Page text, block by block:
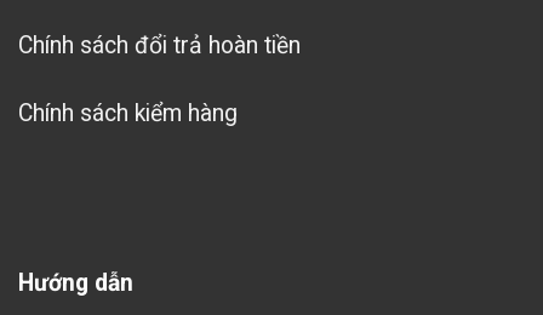
Chính sách đổi trả hoàn tiền
Chính sách kiểm hàng
Hướng dẫn